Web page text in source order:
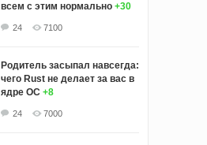
всем с этим нормально +30
24 7100
Родитель засыпал навсегда:
чего Rust не делает за вас в
ядре ОС +8
24 7000